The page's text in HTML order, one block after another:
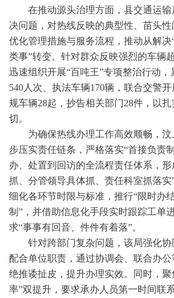
在推动源头治理方面，县交通运
决问题，对热线反映的典型性、苗头
优化管理措施与服务流程，推动从解决
类事”转变。针对群众反映强烈的车辆
迅速组织开展“百吨王”专项整治行动
540人次、执法车辆170辆，联合交警
规车辆28起，抄告相关部门28件，以
切。
为确保热线办理工作高效顺畅，
步压实责任链条，严格落实“首接负责
办、处置到回访的全流程责任体系，形
抓、分管领导具体抓、责任科室抓落实
细化各环节时限与标准，推行“限时办
制”，并借助信息化手段实时跟踪工单
求“事事有回音、件件有着落”。
针对跨部门复杂问题，该局强化
配合单位职责，通过协调会、联合办
绝推诿扯皮，提升办理实效。同时，
率”双提升，要求承办人员第一时间联